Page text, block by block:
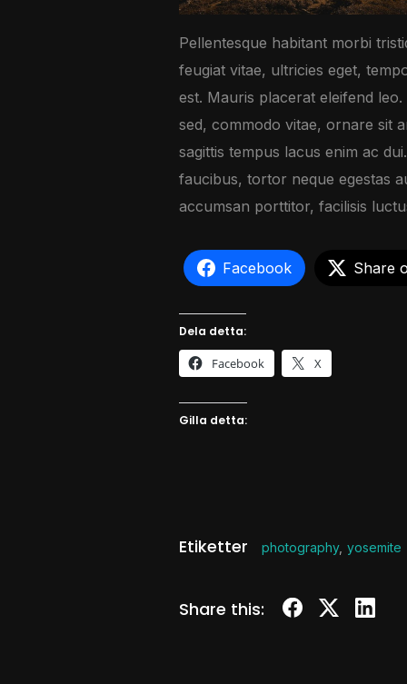
Pellentesque habitant morbi
feugiat vitae, ultricies eget,
est. Mauris placerat eleifend
sed, commodo vitae, ornare sit
sagittis tempus lacus enim ac
faucibus, tortor neque egestas
accumsan porttitor, facilisis
Facebook Share
Dela detta:
Facebook X
Gilla detta:
Etiketter photography, yosemite
Share this: